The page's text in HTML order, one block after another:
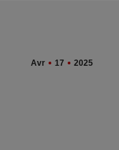
Avr 17 2025